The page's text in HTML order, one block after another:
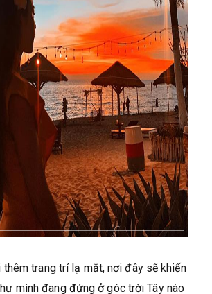
thêm trang trí lạ mắt, nơi đây sẽ khiến
mình đang đứng ở góc trời Tây nào